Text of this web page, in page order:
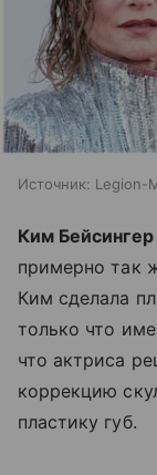
Источник: Legion-
Ким Бейсингер
примерно так
Ким сделала
только что
что актриса
коррекцию
пластику губ.